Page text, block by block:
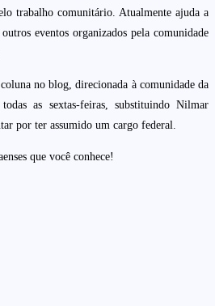
trabalho comunitário. Atualmente ajuda a
eventos organizados pela comunidade
no blog, direcionada à comunidade da
as sextas-feiras, substituindo Nilmar
por ter assumido um cargo federal.
que você conhece!